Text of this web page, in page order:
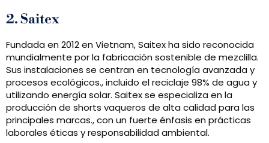
2. Saitex
Fundada en 2012 en Vietnam, Saitex ha sido reconocida
mundialmente por la fabricación sostenible de mezclilla.
Sus instalaciones se centran en tecnología avanzada y
procesos ecológicos., incluido el reciclaje 98% de agua y
utilizando energía solar. Saitex se especializa en la
producción de shorts vaqueros de alta calidad para las
principales marcas., con un fuerte énfasis en prácticas
laborales éticas y responsabilidad ambiental.